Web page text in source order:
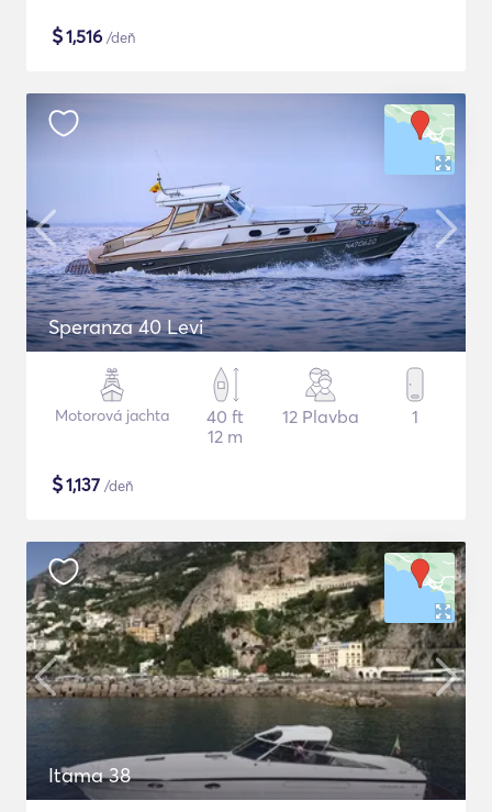
$1,516 /deň
Speranza 40 Levi
Motorová jachta
40 ft
12 m
12 Plavba 1
$1,137 /deň
Itama 38